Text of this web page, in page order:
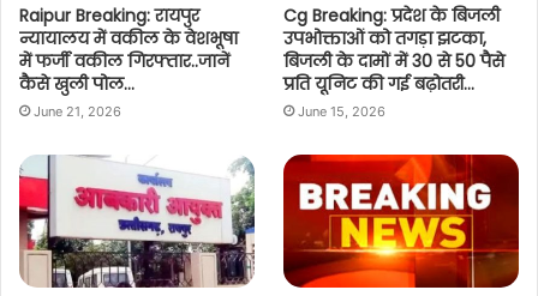
Raipur Breaking: रायपुर
न्यायालय में वकील के वेशभूषा
में फर्जी वकील गिरफ्तार..जानें
कैसे खुली पोल…
June 21, 2026
Cg Breaking: प्रदेश के बिजली
उपभोक्ताओं को तगड़ा झटका,
बिजली के दामों में 30 से 50 पैसे
प्रति यूनिट की गई बढ़ोतरी…
June 15, 2026